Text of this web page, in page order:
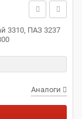
3310, ПАЗ 3237
Аналоги